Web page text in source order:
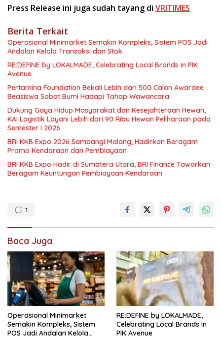
Press Release ini juga sudah tayang di VRITIMES
Berita Terkait
Operasional Minimarket Semakin Kompleks, Sistem POS Jadi
Andalan Kelola Transaksi dan Stok
RE:DEFINE by LOKALMADE, Celebrating Local Brands in PIK
Avenue
Pertamina Foundation Bekali Lebih dari 500 Calon Awardee
Beasiswa Sobat Bumi Hadapi Tahap Wawancara
Dukung Gaya Hidup Masyarakat dan Kesejahteraan Hewan,
KAI Logistik Layani Lebih dari 90 Ribu Hewan Peliharaan pada
Semester I 2026
BRI KKB Expo 2026 Sambangi Malang, Hadirkan Beragam
Promo Kendaraan dan Pembiayaan
BRI KKB Expo Hadir di Sumatera Utara, BRI Finance Tawarkan
Beragam Keuntungan Pembiayaan Kendaraan
1
Baca Juga
Operasional Minimarket
Semakin Kompleks, Sistem
POS Jadi Andalan Kelola
RE:DEFINE by LOKALMADE,
Celebrating Local Brands in
PIK Avenue